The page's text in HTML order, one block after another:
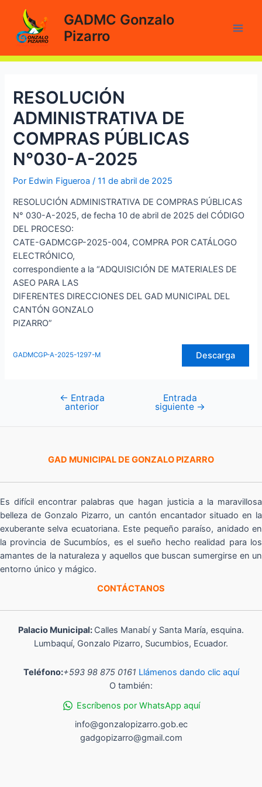
contenido
GADMC Gonzalo
Pizarro
RESOLUCIÓN
ADMINISTRATIVA DE
COMPRAS PÚBLICAS
N°030-A-2025
Por Edwin Figueroa/11 de abril de 2025
RESOLUCIÓN ADMINISTRATIVA DE COMPRAS PÚBLICAS
N° 030-A-2025, de fecha 10 de abril de 2025 del CÓDIGO
DEL PROCESO:
CATE-GADMCGP-2025-004, COMPRA POR CATÁLOGO
ELECTRÓNICO,
correspondiente a la “ADQUISICIÓN DE MATERIALES DE
ASEO PARA LAS
DIFERENTES DIRECCIONES DEL GAD MUNICIPAL DEL
CANTÓN GONZALO
PIZARRO”
GADMCGP-A-2025-1297-M Descarga
Navegación
← Entrada
anterior
Entrada
siguiente →
GAD MUNICIPAL DE GONZALO PIZARRO
Es difícil encontrar palabras que hagan justicia a la maravillosa
belleza de Gonzalo Pizarro, un cantón encantador situado en la
exuberante selva ecuatoriana. Este pequeño paraíso, anidado en
la provincia de Sucumbíos, es el sueño hecho realidad para los
amantes de la naturaleza y aquellos que buscan sumergirse en un
entorno único y mágico.
CONTÁCTANOS
Palacio Municipal: Calles Manabí y Santa María, esquina.
Lumbaquí, Gonzalo Pizarro, Sucumbios, Ecuador.
Teléfono:+593 98 875 0161 Llámenos dando clic aquí
O también:
Escríbenos por WhatsApp aquí
info@gonzalopizarro.gob.ec
gadgopizarro@gmail.com